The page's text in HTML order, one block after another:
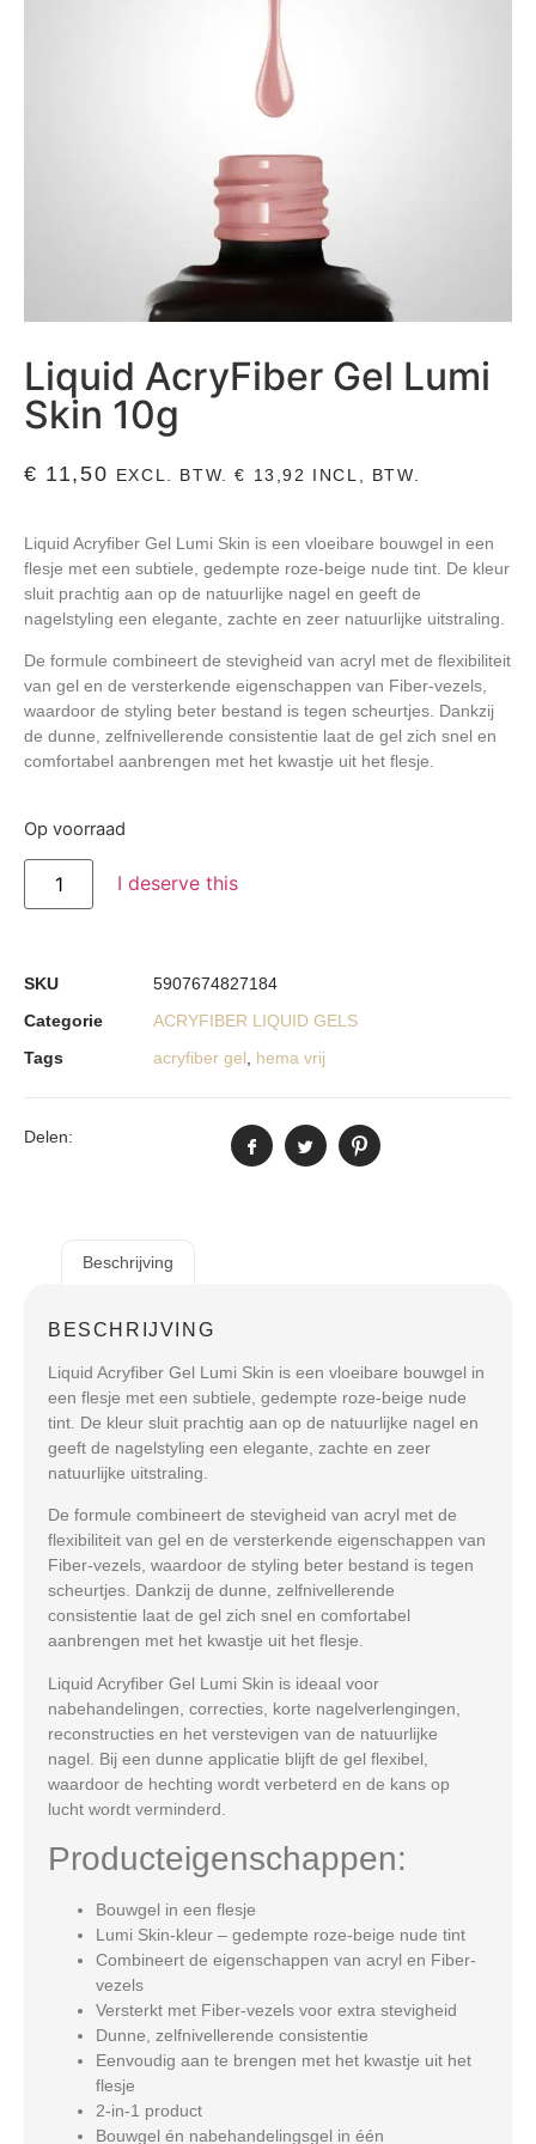
Liquid AcryFiber Gel Lumi
Skin 10g
€ 11,50 EXCL. BTW.€ 13,92 INCL, BTW.
Liquid Acryfiber Gel Lumi Skin is een vloeibare bouwgel in een
flesje met een subtiele, gedempte roze-beige nude tint. De kleur
sluit prachtig aan op de natuurlijke nagel en geeft de
nagelstyling een elegante, zachte en zeer natuurlijke uitstraling.
De formule combineert de stevigheid van acryl met de flexibiliteit
van gel en de versterkende eigenschappen van Fiber-vezels,
waardoor de styling beter bestand is tegen scheurtjes. Dankzij
de dunne, zelfnivellerende consistentie laat de gel zich snel en
comfortabel aanbrengen met het kwastje uit het flesje.
Op voorraad
I deserve this
SKU
5907674827184
Categorie
ACRYFIBER LIQUID GELS
Tags
acryfiber gel hema vrij
Delen:
Beschrijving
BESCHRIJVING
Liquid Acryfiber Gel Lumi Skin is een vloeibare bouwgel in
een flesje met een subtiele, gedempte roze-beige nude
tint. De kleur sluit prachtig aan op de natuurlijke nagel en
geeft de nagelstyling een elegante, zachte en zeer
natuurlijke uitstraling.
De formule combineert de stevigheid van acryl met de
flexibiliteit van gel en de versterkende eigenschappen van
Fiber-vezels, waardoor de styling beter bestand is tegen
scheurtjes. Dankzij de dunne, zelfnivellerende
consistentie laat de gel zich snel en comfortabel
aanbrengen met het kwastje uit het flesje.
Liquid Acryfiber Gel Lumi Skin is ideaal voor
nabehandelingen, correcties, korte nagelverlengingen,
reconstructies en het verstevigen van de natuurlijke
nagel. Bij een dunne applicatie blijft de gel flexibel,
waardoor de hechting wordt verbeterd en de kans op
lucht wordt verminderd.
Producteigenschappen:
Bouwgel in een flesje
Lumi Skin-kleur – gedempte roze-beige nude tint
Combineert de eigenschappen van acryl en Fiber-
vezels
Versterkt met Fiber-vezels voor extra stevigheid
Dunne, zelfnivellerende consistentie
Eenvoudig aan te brengen met het kwastje uit het
flesje
2-in-1 product
Bouwgel én nabehandelingsgel in één